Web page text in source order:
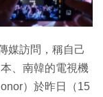
媒訪問，稱自己
、南韓的電視機
）於昨日（15